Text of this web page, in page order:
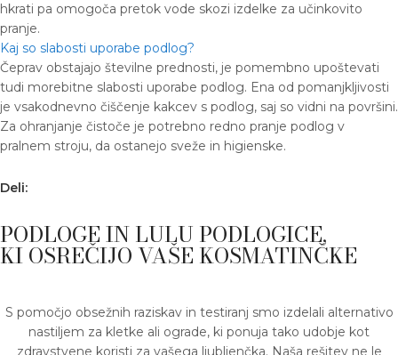
hkrati pa omogoča pretok vode skozi izdelke za učinkovito
pranje.
Kaj so slabosti uporabe podlog?
Čeprav obstajajo številne prednosti, je pomembno upoštevati
tudi morebitne slabosti uporabe podlog. Ena od pomanjkljivosti
je vsakodnevno čiščenje kakcev s podlog, saj so vidni na površini.
Za ohranjanje čistoče je potrebno redno pranje podlog v
pralnem stroju, da ostanejo sveže in higienske.
Deli:
PODLOGE IN LULU PODLOGICE,
KI OSREČIJO VAŠE KOSMATINČKE
S pomočjo obsežnih raziskav in testiranj smo izdelali alternativo
nastiljem za kletke ali ograde, ki ponuja tako udobje kot
zdravstvene koristi za vašega ljubljenčka. Naša rešitev ne le